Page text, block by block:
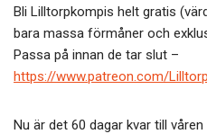
Bli Lilltorpkompis helt gratis
bara massa förmåner och
Passa på innan de tar slut –
https://www.patreon.com/
Nu är det 60 dagar kvar till våren